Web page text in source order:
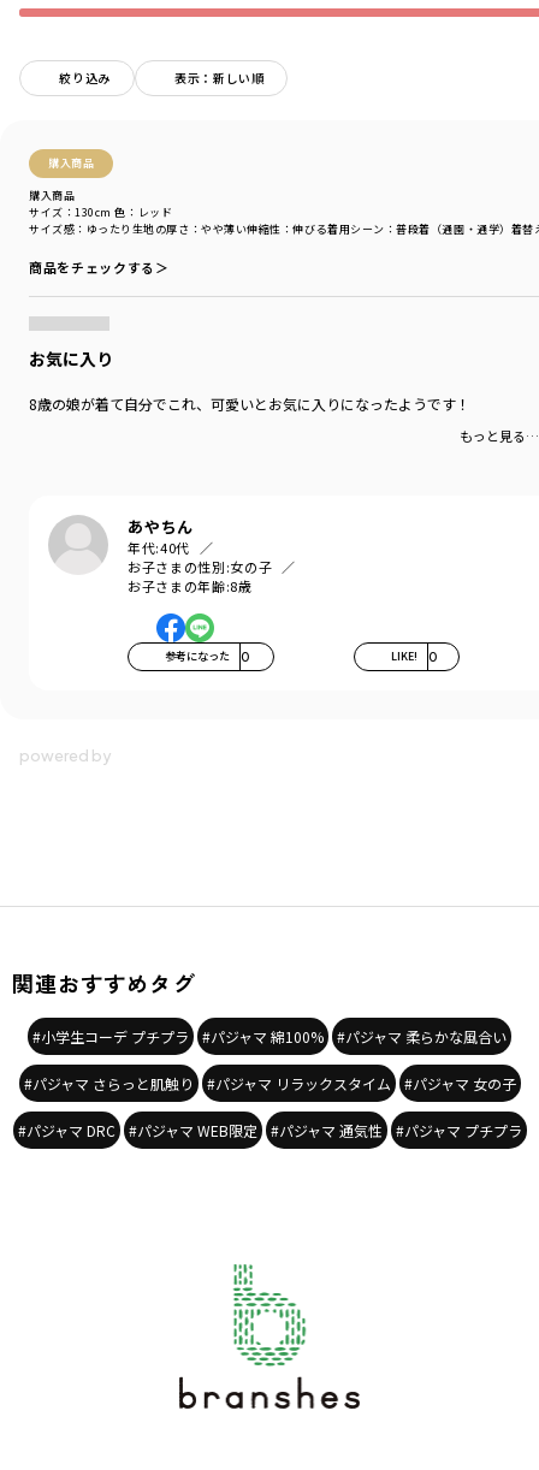
絞り込み 表示：新しい順
購入商品
購入商品
サイズ感 ：ゆったり 生地の厚さ ：やや薄い伸縮性 ：伸びる着用シーン ：普段着（通園・通学） 着替
サイズ：130cm 色：レッド
商品をチェックする＞
お気に入り
8歳の娘が着て自分でこれ、可愛いとお気に入りになったようです！
もっと見る…
あやちん
年代:40代
お子さまの性別:女の子
お子さまの年齢:8歳
参考になった 0 LIKE! 0
■DRCbranshesとは？■
Daily…毎日
着心地の良い服を、手に取りやすい価格で。
『毎日着て欲しい』
そんな思いを込めてブランシェスから
デイリーウェアをご提案する新レーベルです
-----
伸縮性：あり
透け感：03/ややあり
他カラー/なし
ポケット：なし
＃drc＃おとこのこ＃おんなのこ＃ボーイズ＃ガールズ
＃リンク＃リンクコーデ＃ユニセックス
＃100cm＃110cm＃120cm＃130cm＃140cm
モデル：身長107.5cm 体重16.2kg
サイズ：サイズ110
カラー
関連おすすめタグ
#小学生コーデ プチプラ #パジャマ 綿100% #パジャマ 柔らかな風合い
#パジャマ さらっと肌触り #パジャマ リラックスタイム #パジャマ 女の子
#パジャマ DRC #パジャマ WEB限定 #パジャマ 通気性 #パジャマ プチプラ